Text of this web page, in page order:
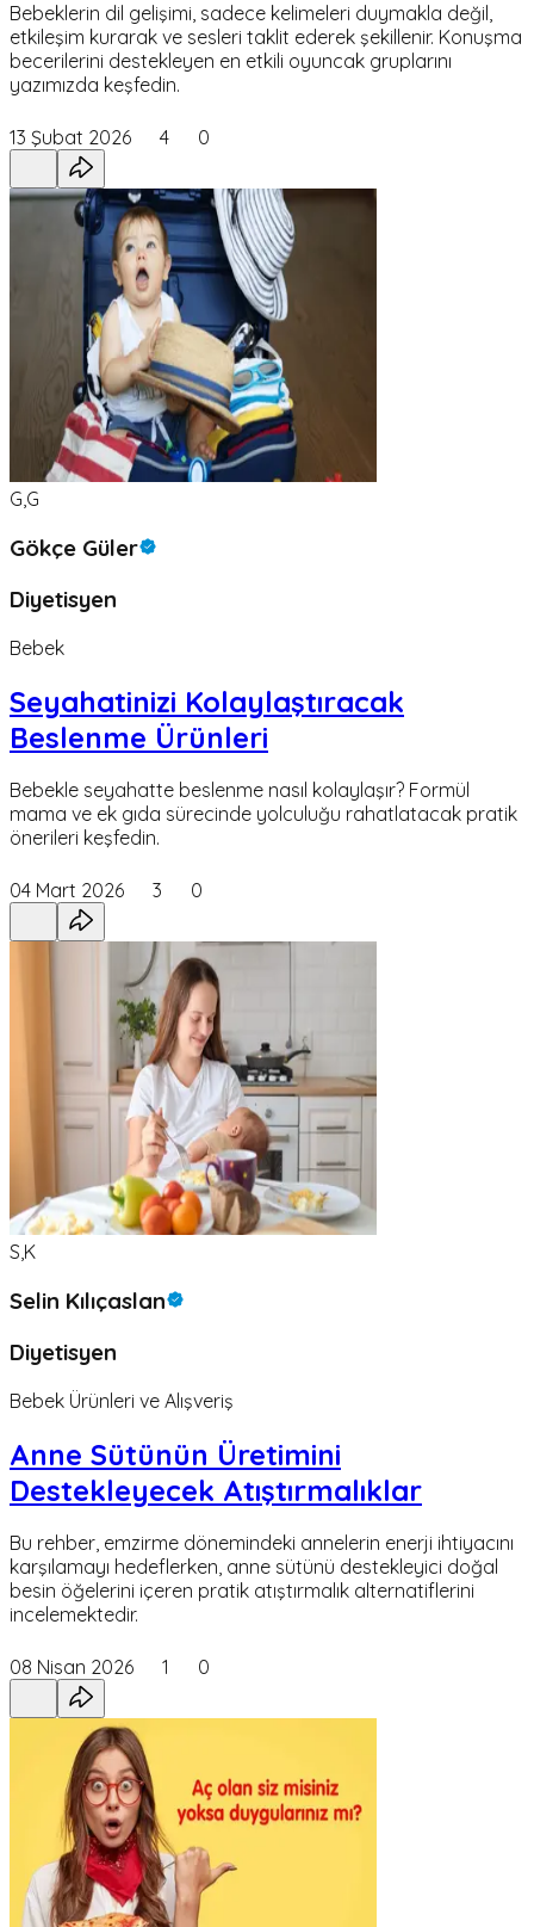
Bebeklerin dil gelişimi, sadece kelimeleri duymakla değil,
etkileşim kurarak ve sesleri taklit ederek şekillenir. Konuşma
becerilerini destekleyen en etkili oyuncak gruplarını
yazımızda keşfedin.
13 Şubat 2026 4 0
G,G
Gökçe Güler
Diyetisyen
Bebek
Seyahatinizi Kolaylaştıracak
Beslenme Ürünleri
Bebekle seyahatte beslenme nasıl kolaylaşır? Formül
mama ve ek gıda sürecinde yolculuğu rahatlatacak pratik
önerileri keşfedin.
04 Mart 2026 3 0
S,K
Selin Kılıçaslan
Diyetisyen
Bebek Ürünleri ve Alışveriş
Anne Sütünün Üretimini
Destekleyecek Atıştırmalıklar
Bu rehber, emzirme dönemindeki annelerin enerji ihtiyacını
karşılamayı hedeflerken, anne sütünü destekleyici doğal
besin öğelerini içeren pratik atıştırmalık alternatiflerini
incelemektedir.
08 Nisan 2026 1 0